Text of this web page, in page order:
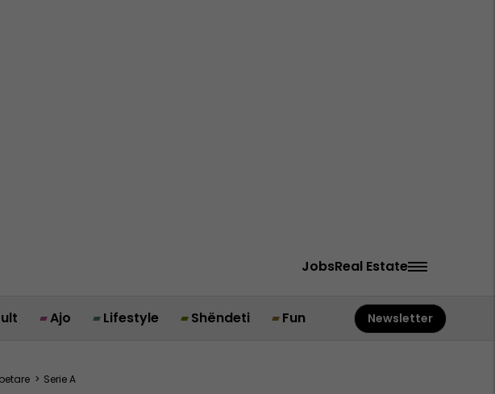
JobsReal Estate
Ajo Lifestyle Shëndeti Fun Newsletter
> Serie A